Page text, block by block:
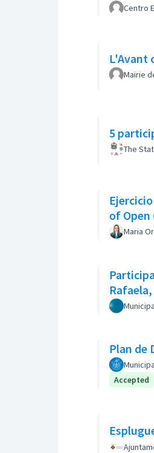
Centro
L'Avant
Mairie
5
The
of
Maria
Plan de
Accepted